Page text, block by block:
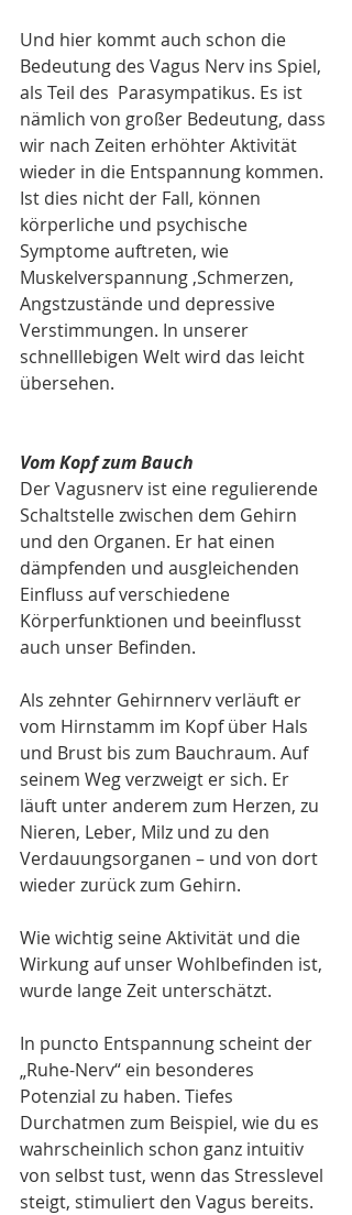
Und hier kommt auch schon die
Bedeutung des Vagus Nerv ins Spiel,
als Teil des  Parasympatikus. Es ist
nämlich von großer Bedeutung, dass
wir nach Zeiten erhöhter Aktivität
wieder in die Entspannung kommen.
Ist dies nicht der Fall, können
körperliche und psychische
Symptome auftreten, wie
Muskelverspannung ,Schmerzen,
Angstzustände und depressive
Verstimmungen. In unserer
schnelllebigen Welt wird das leicht
übersehen.
Vom Kopf zum Bauch
Der Vagusnerv ist eine regulierende
Schaltstelle zwischen dem Gehirn
und den Organen. Er hat einen
dämpfenden und ausgleichenden
Einfluss auf verschiedene
Körperfunktionen und beeinflusst
auch unser Befinden.
Als zehnter Gehirnnerv verläuft er
vom Hirnstamm im Kopf über Hals
und Brust bis zum Bauchraum. Auf
seinem Weg verzweigt er sich. Er
läuft unter anderem zum Herzen, zu
Nieren, Leber, Milz und zu den
Verdauungsorganen – und von dort
wieder zurück zum Gehirn.
Wie wichtig seine Aktivität und die
Wirkung auf unser Wohlbefinden ist,
wurde lange Zeit unterschätzt.
In puncto Entspannung scheint der
„Ruhe-Nerv“ ein besonderes
Potenzial zu haben. Tiefes
Durchatmen zum Beispiel, wie du es
wahrscheinlich schon ganz intuitiv
von selbst tust, wenn das Stresslevel
steigt, stimuliert den Vagus bereits.